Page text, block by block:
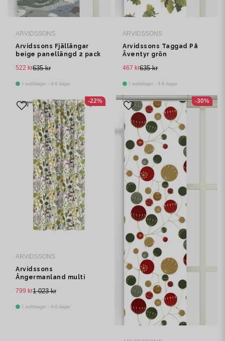
ARVIDSSONS
Arvidssons Fjällängar
beige panellängd 2 pack
635 kr
522 kr
I webblager - 4-8 dagar
ARVIDSSONS
Arvidssons Taggad På
Äventyr grön
635 kr
467 kr
I webblager - 4-8 dagar
ARVIDSSONS
Arvidssons
Ångermanland multi
1 023 kr
799 kr
I webblager - 4-8 dagar
-22% -30%